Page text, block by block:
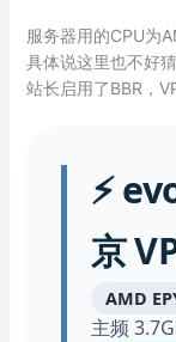
服务器用的CPU为
具体说这里也不好
站长启用了BBR，
⚡
京
AMD
主频